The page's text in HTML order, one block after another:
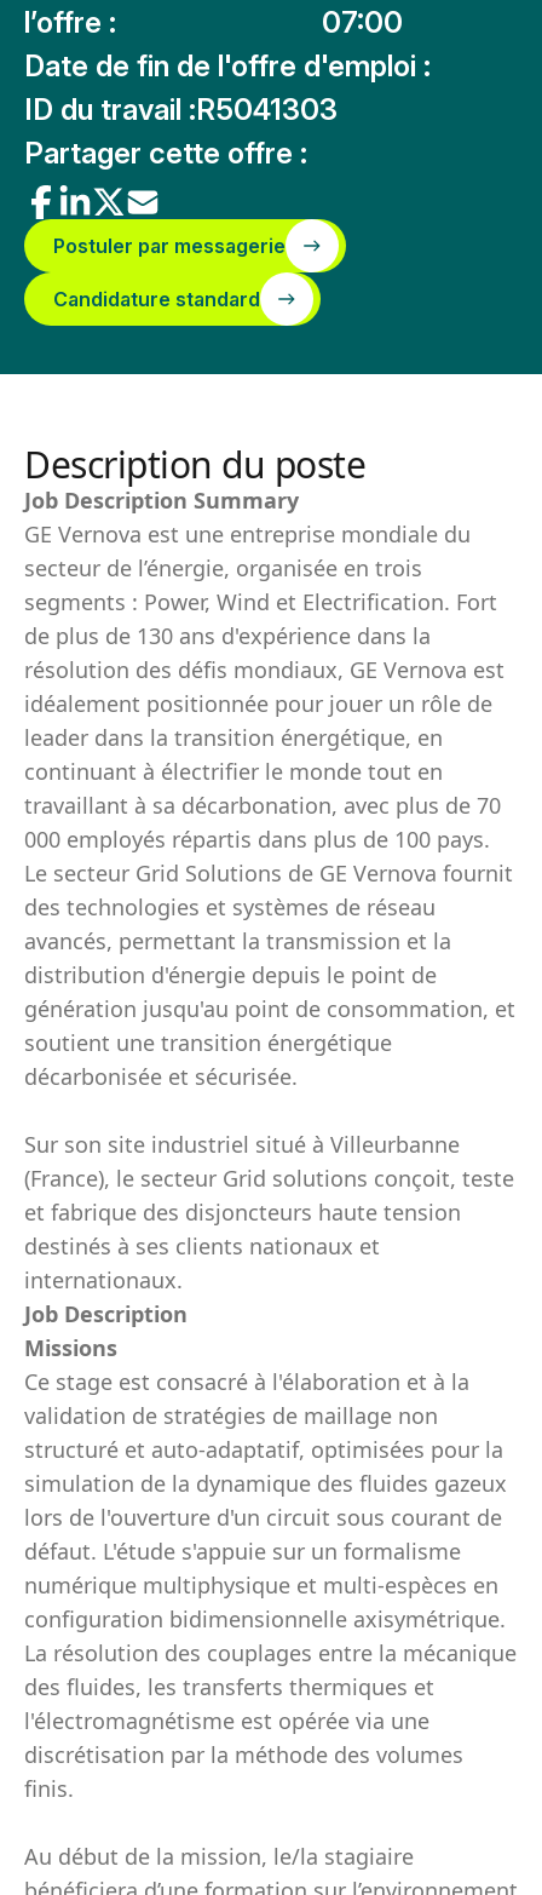
l’offre :
07:00
Date de fin de l'offre d'emploi :
ID du travail :R5041303
Partager cette offre :
Postuler par messagerie
Candidature standard
Description du poste
Job Description Summary
GE Vernova est une entreprise mondiale du
secteur de l’énergie, organisée en trois
segments : Power, Wind et Electrification. Fort
de plus de 130 ans d'expérience dans la
résolution des défis mondiaux, GE Vernova est
idéalement positionnée pour jouer un rôle de
leader dans la transition énergétique, en
continuant à électrifier le monde tout en
travaillant à sa décarbonation, avec plus de 70
000 employés répartis dans plus de 100 pays.
Le secteur Grid Solutions de GE Vernova fournit
des technologies et systèmes de réseau
avancés, permettant la transmission et la
distribution d'énergie depuis le point de
génération jusqu'au point de consommation, et
soutient une transition énergétique
décarbonisée et sécurisée.
Sur son site industriel situé à Villeurbanne
(France), le secteur Grid solutions conçoit, teste
et fabrique des disjoncteurs haute tension
destinés à ses clients nationaux et
internationaux.
Job Description
Missions
Ce stage est consacré à l'élaboration et à la
validation de stratégies de maillage non
structuré et auto-adaptatif, optimisées pour la
simulation de la dynamique des fluides gazeux
lors de l'ouverture d'un circuit sous courant de
défaut. L'étude s'appuie sur un formalisme
numérique multiphysique et multi-espèces en
configuration bidimensionnelle axisymétrique.
La résolution des couplages entre la mécanique
des fluides, les transferts thermiques et
l'électromagnétisme est opérée via une
discrétisation par la méthode des volumes
finis.
Au début de la mission, le/la stagiaire